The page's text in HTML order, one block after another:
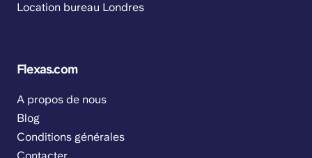
Location bureau Londres
Flexas.com
A propos de nous
Blog
Conditions générales